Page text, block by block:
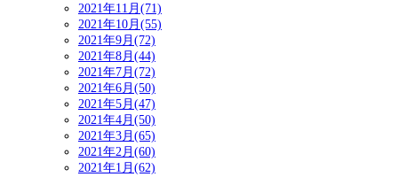
2021年11月(71)
2021年10月(55)
2021年9月(72)
2021年8月(44)
2021年7月(72)
2021年6月(50)
2021年5月(47)
2021年4月(50)
2021年3月(65)
2021年2月(60)
2021年1月(62)